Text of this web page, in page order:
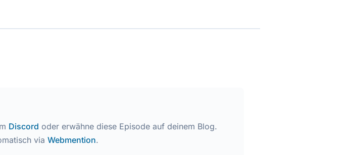
Discord oder erwähne diese Episode auf deinem Blog.
via Webmention.